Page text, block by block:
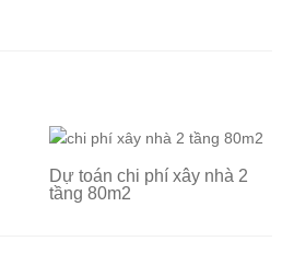
Dự toán chi phí xây nhà 2
tầng 80m2